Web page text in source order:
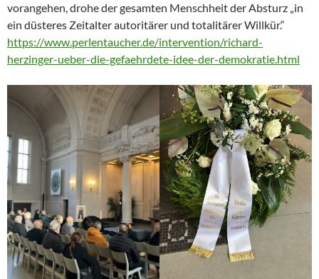
vorangehen, drohe der gesamten Menschheit der Absturz „in
ein düsteres Zeitalter autoritärer und totalitärer Willkür.“
https://www.perlentaucher.de/intervention/richard-
herzinger-ueber-die-gefaehrdete-idee-der-demokratie.html